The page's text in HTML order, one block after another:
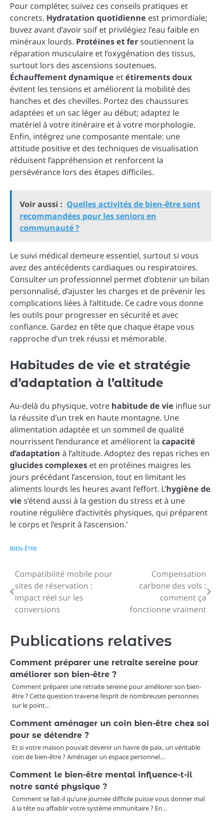
Pour compléter, suivez ces conseils pratiques et
concrets. Hydratation quotidienne est primordiale;
buvez avant d’avoir soif et privilégiez l’eau faible en
minéraux lourds. Protéines et fersoutiennent la
réparation musculaire et l’oxygénation des tissus,
surtout lors des ascensions soutenues.
Échauffement dynamique etétirements doux
évitent les tensions et améliorent la mobilité des
hanches et des chevilles. Portez des chaussures
adaptées et un sac léger au début; adaptez le
matériel à votre itinéraire et à votre morphologie.
Enfin, intégrez une composante mentale: une
attitude positive et des techniques de visualisation
réduisent l’appréhension et renforcent la
persévérance lors des étapes difficiles.
Voir aussi : Quelles activités de bien-être sont
recommandées pour les seniors en
communauté ?
Le suivi médical demeure essentiel, surtout si vous
avez des antécédents cardiaques ou respiratoires.
Consulter un professionnel permet d’obtenir un bilan
personnalisé, d’ajuster les charges et de prévenir les
complications liées à l’altitude. Ce cadre vous donne
les outils pour progresser en sécurité et avec
confiance. Gardez en tête que chaque étape vous
rapproche d’un trek réussi et mémorable.
Habitudes de vie et stratégie
d’adaptation à l’altitude
Au-delà du physique, votre habitude de vie influe sur
la réussite d’un trek en haute montagne. Une
alimentation adaptée et un sommeil de qualité
nourrissent l’endurance et améliorent la capacité
d’adaptation à l’altitude. Adoptez des repas riches en
glucides complexes et en protéines maigres les
jours précédant l’ascension, tout en limitant les
aliments lourds les heures avant l’effort. L’hygiène de
vie s’étend aussi à la gestion du stress et à une
routine régulière d’activités physiques, qui préparent
le corps et l’esprit à l’ascension.’
BIEN-ÊTRE
Navigation
de
l’article
Compatibilité mobile pour
sites de réservation :
impact réel sur les
conversions
Compensation
carbone des vols :
comment ça
fonctionne vraiment
Publications relatives
Comment préparer une retraite sereine pour
améliorer son bien-être ?
Comment préparer une retraite sereine pour améliorer son bien-
être ? Cette question traverse l’esprit de nombreuses personnes
sur le point…
Comment aménager un coin bien-être chez soi
pour se détendre ?
Et si votre maison pouvait devenir un havre de paix, un véritable
coin de bien-être ? Aménager un espace personnel…
Comment le bien-être mental influence-t-il
notre santé physique ?
Comment se fait-il qu’une journée difficile puisse vous donner mal
à la tête ou affaiblir votre système immunitaire ? En…